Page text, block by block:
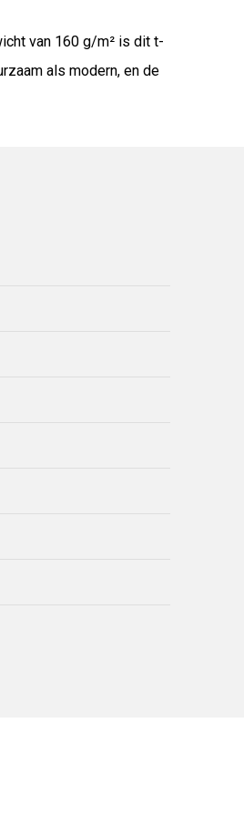
van 160 g/m² is dit t-
als modern, en de